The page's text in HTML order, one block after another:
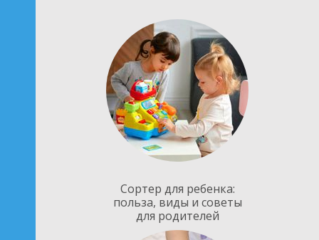
Сортер для ребенка:
польза, виды и советы
для родителей